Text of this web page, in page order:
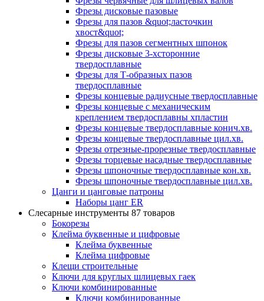
Фрезы дисковые пазовые
Фрезы для пазов &quot;ласточкин
хвост&quot;
Фрезы для пазов сегментных шпонок
Фрезы дисковые 3-хсторонние
твердосплавные
Фрезы для Т-образных пазов
твердосплавные
Фрезы концевые радиусные твердосплавные
Фрезы концевые с механическим
креплением твердосплавны хпластин
Фрезы концевые твердосплавные конич.хв.
Фрезы концевые твердосплавные цил.хв.
Фрезы отрезные-прорезные твердосплавные
Фрезы торцевые насадные твердосплавные
Фрезы шпоночные твердосплавные кон.хв.
Фрезы шпоночные твердосплавные цил.хв.
Цанги и цанговые патроны
Наборы цанг ER
Слесарные инструменты 87 товаров
Бокорезы
Клейма буквенные и цифровые
Клейма буквенные
Клейма цифровые
Клещи строительные
Ключи для круглых шлицевых гаек
Ключи комбинированные
Ключи комбинированные